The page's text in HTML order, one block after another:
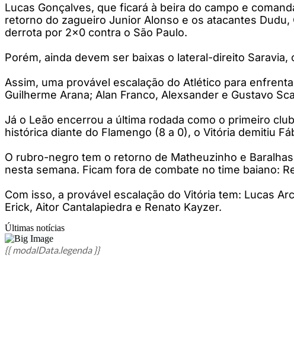
Lucas Gonçalves, que ficará à beira do campo e
retorno do zagueiro Junior Alonso e os atacantes
derrota por 2x0 contra o São Paulo.
Porém, ainda devem ser baixas o lateral-direito
Assim, uma provável escalação do Atlético para
Guilherme Arana; Alan Franco, Alexsander e Gustavo
Já o Leão encerrou a última rodada como o primeiro
histórica diante do Flamengo (8 a 0), o Vitória demitiu
O rubro-negro tem o retorno de Matheuzinho e
nesta semana. Ficam fora de combate no time baiano:
Com isso, a provável escalação do Vitória tem: Lucas
Erick, Aitor Cantalapiedra e Renato Kayzer.
Últimas notícias
{{ modalData.legenda }}